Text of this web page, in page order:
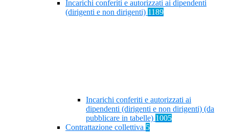
Incarichi conferiti e autorizzati ai dipendenti
(dirigenti e non dirigenti) 1189
Incarichi conferiti e autorizzati ai
dipendenti (dirigenti e non dirigenti) (da
pubblicare in tabelle) 1005
Contrattazione collettiva 5